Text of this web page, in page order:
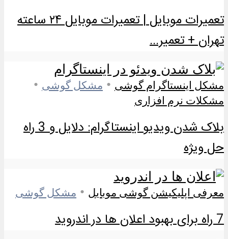
تعمیرات موبایل | تعمیرات موبایل ۲۴ ساعته
تهران + تعمیر...
مشکل اینستاگرام گوشی • مشکل گوشی •
مشکلات نرم افزاری
بلاک شدن ویدیو اینستاگرام: دلایل و 3 راه
حل ویژه
معرفی اپلیکیشن گوشی موبایل • مشکل گوشی
7 راه برای بهبود اعلان ها در اندروید